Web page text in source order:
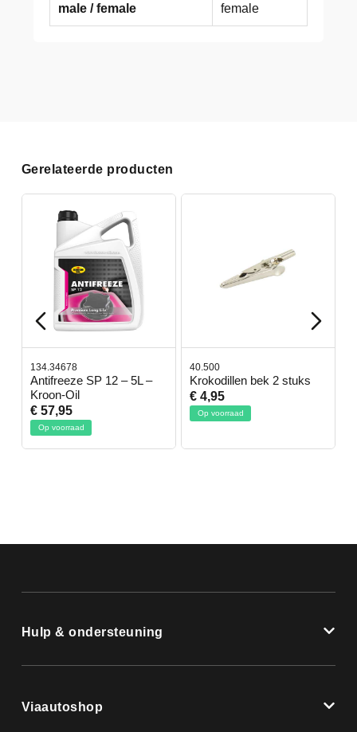
male / female female
Gerelateerde producten
134.34678
Antifreeze SP 12 – 5L –
Kroon-Oil
€ 57,95
Op voorraad
40.500
Krokodillen bek 2 stuks
€ 4,95
Op voorraad
Hulp & ondersteuning
Viaautoshop